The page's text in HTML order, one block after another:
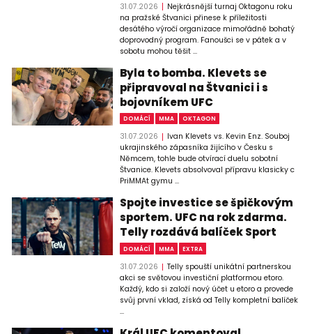
31.07.2026
Nejkrásnější turnaj Oktagonu roku
na pražské Štvanici přinese k příležitosti
desátého výročí organizace mimořádně bohatý
doprovodný program. Fanoušci se v pátek a v
sobotu mohou těšit ...
Byla to bomba. Klevets se
připravoval na Štvanici i s
bojovníkem UFC
DOMÁCÍ MMA OKTAGON
31.07.2026
Ivan Klevets vs. Kevin Enz. Souboj
ukrajinského zápasníka žijícího v Česku s
Němcem, tohle bude otvírací duelu sobotní
Štvanice. Klevets absolvoval přípravu klasicky c
PriMMAt gymu ...
Spojte investice se špičkovým
sportem. UFC na rok zdarma.
Telly rozdává balíček Sport
DOMÁCÍ MMA EXTRA
31.07.2026
Telly spouští unikátní partnerskou
akci se světovou investiční platformou etoro.
Každý, kdo si založí nový účet u etoro a provede
svůj první vklad, získá od Telly kompletní balíček
...